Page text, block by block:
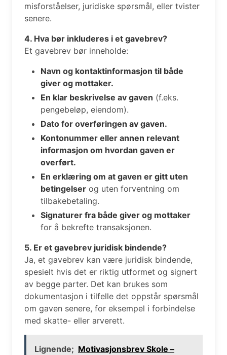
misforståelser, juridiske spørsmål, eller tvister
senere.
4. Hva bør inkluderes i et gavebrev?
Et gavebrev bør inneholde:
Navn og kontaktinformasjon til både
giver og mottaker.
En klar beskrivelse av gaven (f.eks.
pengebeløp, eiendom).
Dato for overføringen av gaven.
Kontonummer eller annen relevant
informasjon om hvordan gaven er
overført.
En erklæring om at gaven er gitt uten
betingelser og uten forventning om
tilbakebetaling.
Signaturer fra både giver og mottaker
for å bekrefte transaksjonen.
5. Er et gavebrev juridisk bindende?
Ja, et gavebrev kan være juridisk bindende,
spesielt hvis det er riktig utformet og signert
av begge parter. Det kan brukes som
dokumentasjon i tilfelle det oppstår spørsmål
om gaven senere, for eksempel i forbindelse
med skatte- eller arverett.
Lignende; Motivasjonsbrev Skole –